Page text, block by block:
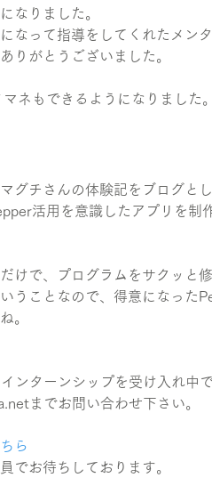
なりました。
なって指導をしてくれたメン
りがとうございました。
ネもできるようになりました。
グチさんの体験記をブログと
活用を意識したアプリを制
けで、プログラムをサクッと
うことなので、得意になった
。
ンターンシップを受け入れ中で
までお問い合わせ下さい。
ら
でお待ちしております。